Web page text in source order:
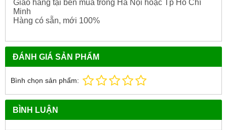
Giao hàng tại bên mua trong Hà Nội hoặc Tp Hồ Chí
Minh
Hàng có sẵn, mới 100%
ĐÁNH GIÁ SẢN PHẨM
Bình chọn sản phẩm:
BÌNH LUẬN